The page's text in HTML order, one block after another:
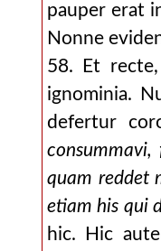
pauper erat
Nonne
58. Et
ignominia.
defertur
quam reddet
etiam his qui
hic. Hic